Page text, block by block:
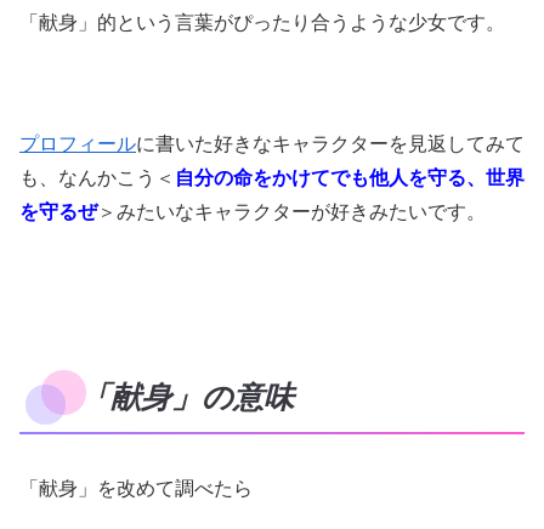
「献身」的という言葉がぴったり合うような少女です。
プロフィールに書いた好きなキャラクターを見返してみて
も、なんかこう＜ 自分の命をかけてでも他人を守る、世界
を守るぜ＞みたいなキャラクターが好きみたいです。
「献身」の意味
「献身」を改めて調べたら